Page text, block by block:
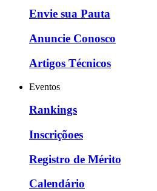
Envie sua Pauta
Anuncie Conosco
Artigos Técnicos
Eventos
Rankings
Inscriçõoes
Registro de Mérito
Calendário